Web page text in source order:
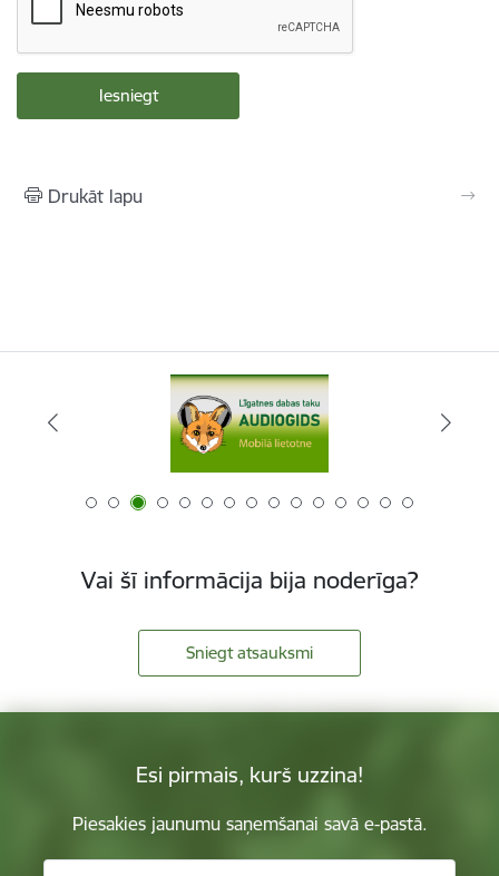
Drukāt lapu
Vai šī informācija bija noderīga?
Sniegt atsauksmi
Esi pirmais, kurš uzzina!
Piesakies jaunumu saņemšanai savā e-pastā.